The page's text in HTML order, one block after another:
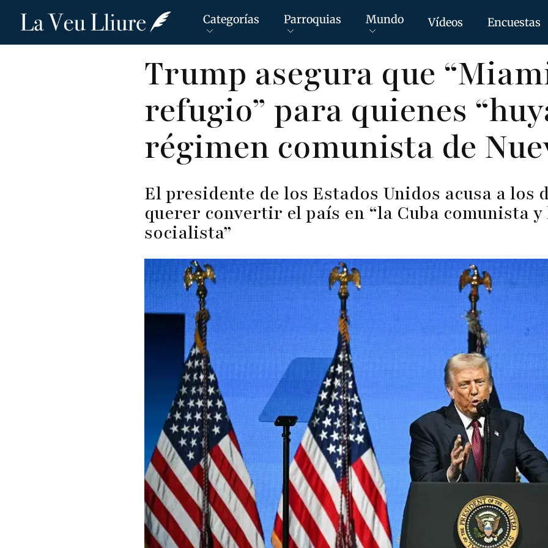
Pasar
Categorías Parroquias Mundo Vídeos Encuestas
Trump asegura que
refugio” para quienes
régimen comunista de
El presidente de los Estados Unidos acusa a los
querer convertir el país en “la Cuba comunista y
socialista”